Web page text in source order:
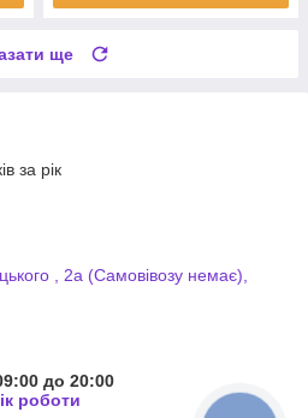
ще
за рік
, 2а (Самовівозу немає),
до 20:00
роботи